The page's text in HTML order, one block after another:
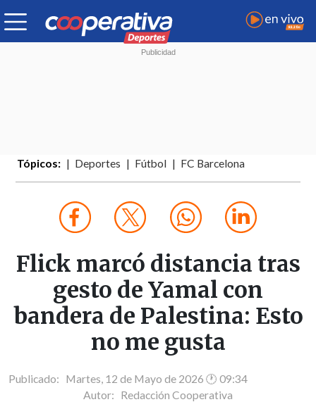
Tópicos: Deportes Fútbol FC Barcelona
Flick marcó distancia tras
gesto de Yamal con
bandera de Palestina: Esto
no me gusta
Publicado: Martes, 12 de Mayo de 2026 🕐 09:34
Autor: Redacción Cooperativa